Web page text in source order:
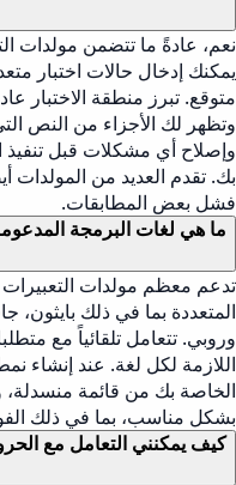
نعم، عادةً ما تتضمن مولدات
يمكنك إدخال حالات اختبار
متوقع. تبرز منطقة الاختبار
وتظهر لك الأجزاء من النص
وإصلاح أي مشكلات قبل تنفيذ
بك. تقدم العديد من
فشل بعض المطابقات.
ما هي لغات البرمجة
تدعم معظم مولدات
المتعددة بما في ذلك
وروبي. تتعامل تلقائياً مع
اللازمة لكل لغة. عند إنشاء
الخاصة بك من قائمة منسدلة،
بشكل مناسب، بما في ذلك
كيف يمكنني التعامل مع